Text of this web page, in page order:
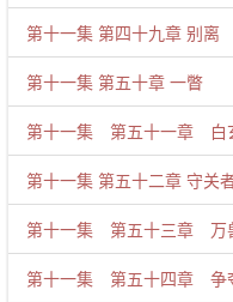
第十一集 第四十九章 别离
第十一集 第五十章 一瞥
第十一集 第五十一章 白
第十一集 第五十二章 守关
第十一集 第五十三章 万
第十一集 第五十四章 争